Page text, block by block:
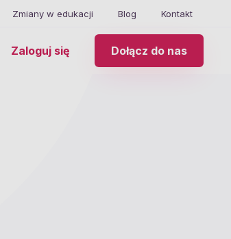
Zmiany w edukacji Blog Kontakt
Zaloguj się Dołącz do nas